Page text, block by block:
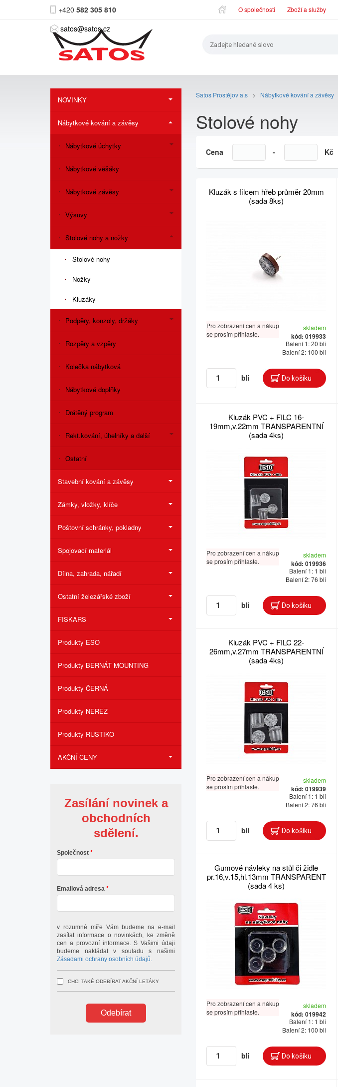
+420 582 305 810
satos@satos.cz
O společnosti Zboží a služby
NOVINKY
Nábytkové kování a závěsy
Nábytkové úchytky
Nábytkové věšáky
Nábytkové závěsy
Výsuvy
Stolové nohy a nožky
Stolové nohy
Nožky
Kluzáky
Podpěry, konzoly, držáky
Rozpěry a vzpěry
Kolečka nábytková
Nábytkové doplňky
Drátěný program
Rekt.kování, úhelníky a další
Ostatní
Stavební kování a závěsy
Zámky, vložky, klíče
Poštovní schránky, pokladny
Spojovací materiál
Dílna, zahrada, nářadí
Ostatní železářské zboží
FISKARS
Produkty ESO
Produkty BERNÁT MOUNTING
Produkty ČERNÁ
Produkty NEREZ
Produkty RUSTIKO
AKČNÍ CENY
Zasílání novinek a
obchodních
sdělení.
Společnost
Emailová adresa
v rozumné míře Vám budeme na e-mail
zasílat informace o novinkách, ke změně
cen a provozní informace. S Vašimi údaji
budeme nakládat v souladu s našimi
Zásadami ochrany osobních údajů.
CHCI TAKÉ ODEBÍRAT AKČNÍ LETÁKY
Odebírat
Satos Prostějov a.s > Nábytkové kování a závěsy
Stolové nohy
Cena - Kč
Kluzák s filcem hřeb průměr 20mm
(sada 8ks)
Pro zobrazení cen a nákup
se prosím přihlaste.
skladem
kód: 019933
Balení 1: 20 bli
Balení 2: 100 bli
bli
Kluzák PVC + FILC 16-
19mm,v.22mm TRANSPARENTNÍ
(sada 4ks)
Pro zobrazení cen a nákup
se prosím přihlaste.
skladem
kód: 019936
Balení 1: 1 bli
Balení 2: 76 bli
bli
Kluzák PVC + FILC 22-
26mm,v.27mm TRANSPARENTNÍ
(sada 4ks)
Pro zobrazení cen a nákup
se prosím přihlaste.
skladem
kód: 019939
Balení 1: 1 bli
Balení 2: 76 bli
bli
Gumové návleky na stůl či židle
pr.16,v.15,hl.13mm TRANSPARENT
(sada 4 ks)
Pro zobrazení cen a nákup
se prosím přihlaste.
skladem
kód: 019942
Balení 1: 1 bli
Balení 2: 100 bli
bli